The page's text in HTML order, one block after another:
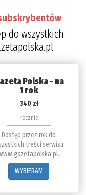
do wszystkich
Polska - na
1 rok
340 zł
rocznie
Dostęp przez rok do
treści serwisu
WYBIERAM